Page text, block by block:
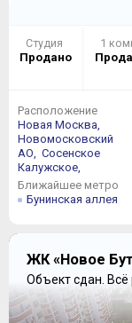
Студия
Продано
1
Расположение
Новая Москва,
Новомосковский
АО, Сосенское
Калужское,
Ближайшее метро
Бунинская аллея
ЖК «Новое
Объект сдан. Всё